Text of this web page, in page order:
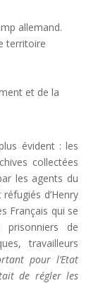
allemand.
territoire
et de la
évident : les
collectées
les agents du
d’Henry
Français qui se
de
travailleurs
pour l’Etat
de régler les